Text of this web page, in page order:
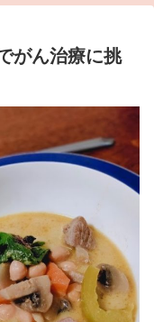
がん治療に挑